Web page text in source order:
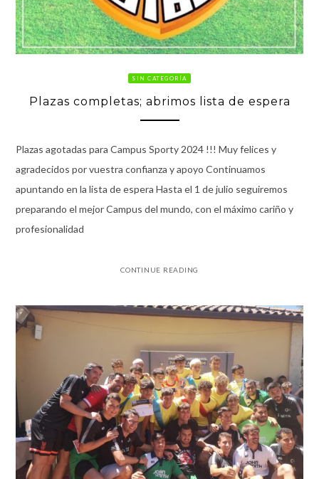
SIN CATEGORÍA
Plazas completas; abrimos lista de espera
Plazas agotadas para Campus Sporty 2024 !!! Muy felices y
agradecidos por vuestra confianza y apoyo Continuamos
apuntando en la lista de espera Hasta el 1 de julio seguiremos
preparando el mejor Campus del mundo, con el máximo cariño y
profesionalidad
CONTINUE READING